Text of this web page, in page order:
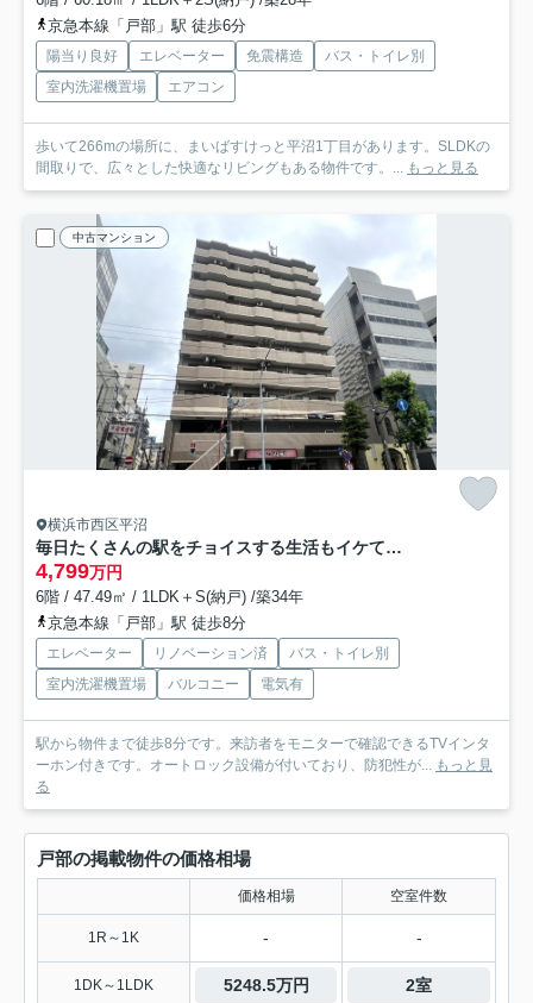
京急本線「戸部」駅 徒歩6分
陽当り良好 エレベーター 免震構造
バス・トイレ別
室内洗濯機置場
エアコン
歩いて266mの場所に、まいばすけっと平沼1丁目があります。SLDKの
間取りで、広々とした快適なリビングもある物件です。... もっと見る
中古マンション
横浜市西区平沼
毎日たくさんの駅をチョイスする生活もイケてます。１人なら超贅沢！２人なら余裕ある快適さ！立地最強、住んで安心な、『ライオンズマンション横浜第５』リノベーション
4,799万円
6階 / 47.49㎡ / 1LDK＋S(納戸) /築34年
京急本線「戸部」駅 徒歩8分
エレベーター リノベーション済
バス・トイレ別
室内洗濯機置場
バルコニー 電気有
駅から物件まで徒歩8分です。来訪者をモニターで確認できるTVインタ
ーホン付きです。オートロック設備が付いており、防犯性が... もっと見
る
戸部の掲載物件の価格相場
価格相場 空室件数
1R～1K - -
1DK～1LDK 5248.5万円 2室